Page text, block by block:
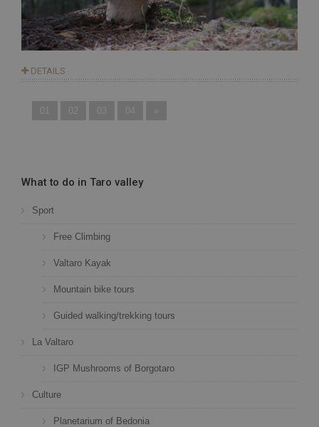
DETAILS
01 02 03 04
What to do in Taro valley
Sport
Free Climbing
Valtaro Kayak
Mountain bike tours
Guided walking/trekking tours
La Valtaro
IGP Mushrooms of Borgotaro
Culture
Planetarium of Bedonia
CookieScriptConsent